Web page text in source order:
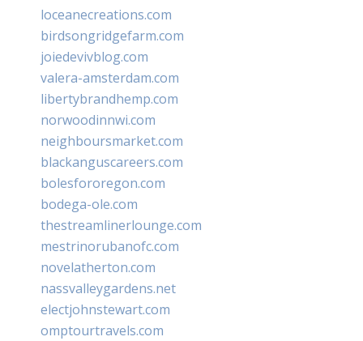
loceanecreations.com
birdsongridgefarm.com
joiedevivblog.com
valera-amsterdam.com
libertybrandhemp.com
norwoodinnwi.com
neighboursmarket.com
blackanguscareers.com
bolesfororegon.com
bodega-ole.com
thestreamlinerlounge.com
mestrinorubanofc.com
novelatherton.com
nassvalleygardens.net
electjohnstewart.com
omptourtravels.com